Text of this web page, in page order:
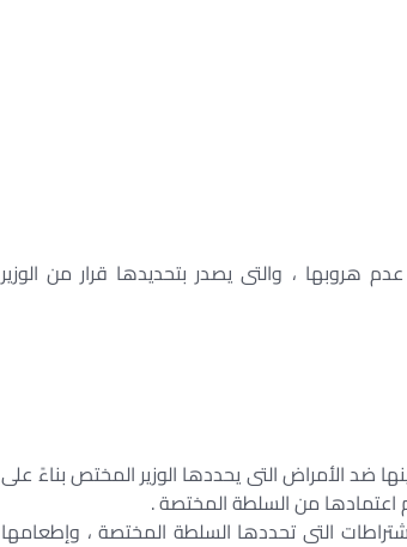
عدم هروبها ، والتى يصدر بتحديدها قرار من الوزير
ضد الأمراض التى يحددها الوزير المختص بناءً على
اعتمادها من السلطة المختصة .
التى تحددها السلطة المختصة ، وإطعامها